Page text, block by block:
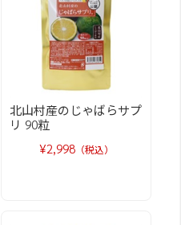
北山村産のじゃばらサプ
リ 90粒
¥2,998（税込）